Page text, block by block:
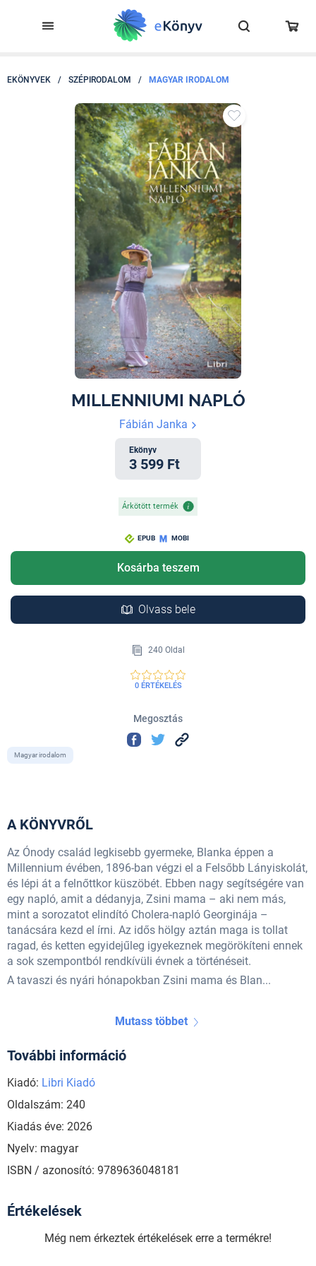
EKÖNYVEK / SZÉPIRODALOM / MAGYAR IRODALOM
MILLENNIUMI NAPLÓ
Fábián Janka
Ekönyv
3 599 Ft
Árkötött termék
EPUB MOBI
Kosárba teszem
Olvass bele
240 Oldal
0 ÉRTÉKELÉS
Megosztás
Magyar irodalom
A KÖNYVRŐL
Az Ónody család legkisebb gyermeke, Blanka éppen a
Millennium évében, 1896-ban végzi el a Felsőbb Lányiskolát,
és lépi át a felnőttkor küszöbét. Ebben nagy segítségére van
egy napló, amit a dédanyja, Zsini mama – aki nem más,
mint a sorozatot elindító Cholera-napló Georginája –
tanácsára kezd el írni. Az idős hölgy aztán maga is tollat
ragad, és ketten egyidejűleg igyekeznek megörökíteni ennek
a sok szempontból rendkívüli évnek a történéseit.
A tavaszi és nyári hónapokban Zsini mama és Blan...
Mutass többet
További információ
Kiadó: Libri Kiadó
Oldalszám: 240
Kiadás éve: 2026
Nyelv: magyar
ISBN / azonosító: 9789636048181
Értékelések
Még nem érkeztek értékelések erre a termékre!